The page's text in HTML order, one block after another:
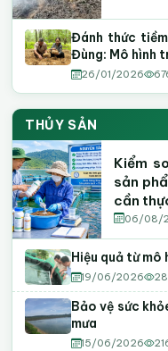
Đánh thức
Đùng: Mô hình
quả kinh tế cao
26/01/2026
THỦY SẢN
Kiểm
sản
cần
06/08/
Hiệu quả từ mô
19/06/2026
Bảo vệ sức
mưa
15/06/2026